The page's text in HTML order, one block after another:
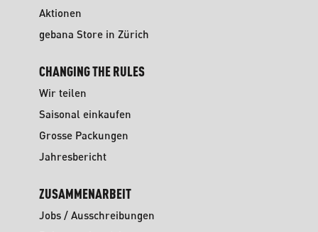
Aktionen
gebana Store in Zürich
CHANGING THE RULES
Wir teilen
Saisonal einkaufen
Grosse Packungen
Jahresbericht
ZUSAMMENARBEIT
Jobs / Ausschreibungen